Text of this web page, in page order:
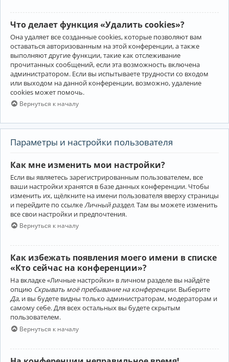
Что делает функция «Удалить cookies»?
Она удаляет все созданные cookies, которые позволяют вам
оставаться авторизованным на этой конференции, а также
выполняют другие функции, такие как отслеживание
прочитанных сообщений, если эта возможность включена
администратором. Если вы испытываете трудности со входом
или выходом на данной конференции, возможно, удаление
cookies может помочь.
Вернуться к началу
Параметры и настройки пользователя
Как мне изменить мои настройки?
Если вы являетесь зарегистрированным пользователем, все
ваши настройки хранятся в базе данных конференции. Чтобы
изменить их, щёлкните на имени пользователя вверху страницы
и перейдите по ссылке Личный раздел. Там вы можете изменить
все свои настройки и предпочтения.
Вернуться к началу
Как избежать появления моего имени в списке
«Кто сейчас на конференции»?
На вкладке «Личные настройки» в личном разделе вы найдёте
опцию Скрывать моё пребывание на конференции. Выберите
Да, и вы будете видны только администраторам, модераторам и
самому себе. Для всех остальных вы будете скрытым
пользователем.
Вернуться к началу